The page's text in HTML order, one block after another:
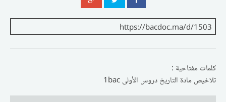
كلمات مفتاحية :
تلاخيص مادة التاريخ دروس الأولى 1bac